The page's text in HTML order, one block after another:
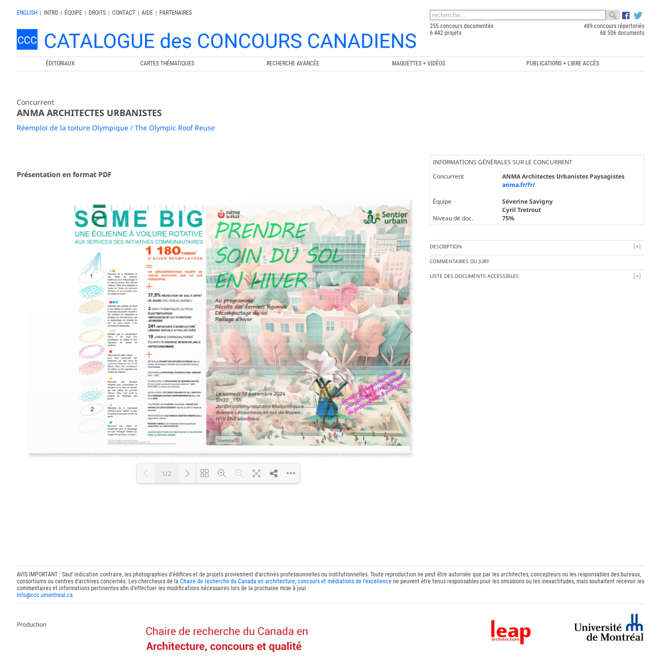
ENGLISH | INTRO | ÉQUIPE | DROITS | CONTACT | AIDE |
PARTENAIRES
255 concours documentés
489 concours répertoriés
6 442 projets
68 506 documents
ÉDITORIAUX CARTES THÉMATIQUES RECHERCHE AVANCÉE MAQUETTES + VIDÉOS PUBLICATIONS + LIBRE ACCÈS
Concurrent
ANMA ARCHITECTES URBANISTES
Réemploi de la toiture Olympique / The Olympic Roof Reuse
Présentation en format PDF
1/2
INFORMATIONS GÉNÉRALES SUR LE CONCURRENT
Concurrent
ANMA Architectes Urbanistes Paysagistes
anma.fr/fr/
Équipe
Séverine Savigny
Cyril Tretrout
Niveau de doc.
75%
DESCRIPTION
COMMENTAIRES DU JURY
LISTE DES DOCUMENTS ACCESSIBLES
AVIS IMPORTANT : Sauf indication contraire, les photographies d'édifices et de projets proviennent d'archives professionnelles ou institutionnelles. Toute reproduction ne peut être autorisée que par les architectes, concepteurs ou les responsables des bureaux,
consortiums ou centres d'archives concernés. Les chercheurs de la Chaire de recherche du Canada en architecture, concours et médiations de l'excellencene peuvent être tenus responsables pour les omissions ou les inexactitudes, mais souhaitent recevoir les
commentaires et informations pertinentes afin d'effectuer les modifications nécessaires lors de la prochaine mise à jour.
info@ccc.umontreal.ca
Production